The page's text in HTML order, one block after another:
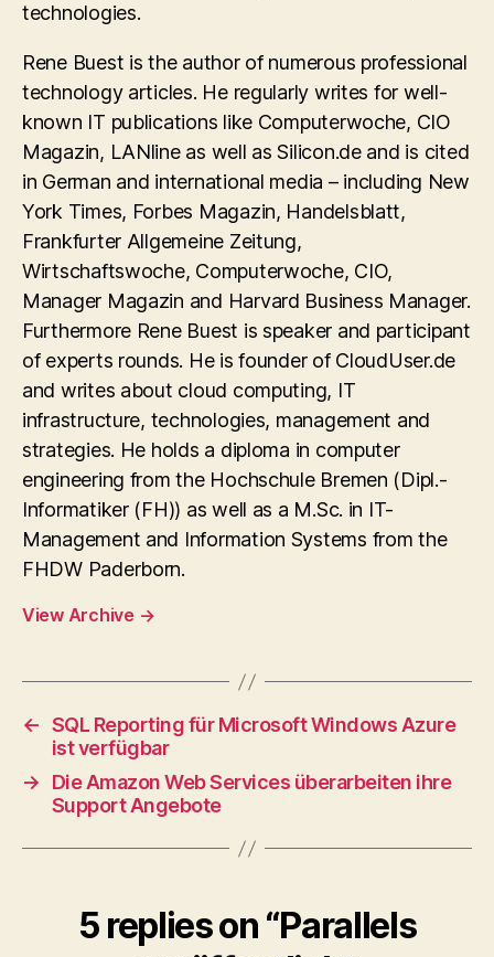
technologies.
Rene Buest is the author of numerous professional
technology articles. He regularly writes for well-
known IT publications like Computerwoche, CIO
Magazin, LANline as well as Silicon.de and is cited
in German and international media – including New
York Times, Forbes Magazin, Handelsblatt,
Frankfurter Allgemeine Zeitung,
Wirtschaftswoche, Computerwoche, CIO,
Manager Magazin and Harvard Business Manager.
Furthermore Rene Buest is speaker and participant
of experts rounds. He is founder of CloudUser.de
and writes about cloud computing, IT
infrastructure, technologies, management and
strategies. He holds a diploma in computer
engineering from the Hochschule Bremen (Dipl.-
Informatiker (FH)) as well as a M.Sc. in IT-
Management and Information Systems from the
FHDW Paderborn.
View Archive →
← SQL Reporting für Microsoft Windows Azure
ist verfügbar
→
Die Amazon Web Services überarbeiten ihre
Support Angebote
5 replies on “Parallels